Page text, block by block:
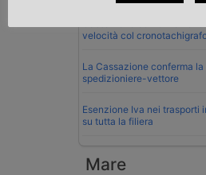
velocità col
La Cassazione conferma
spedizioniere-vettore
Esenzione Iva nei trasporti
su tutta la filiera
Mare